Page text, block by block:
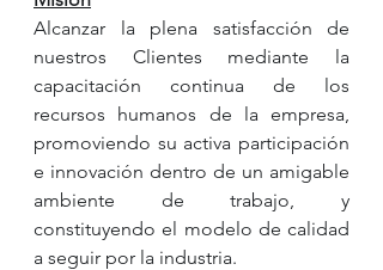
Alcanzar la plena satisfacción de
nuestros Clientes mediante la
capacitación continua de los
recursos humanos de la empresa,
promoviendo su activa participación
e innovación dentro de un amigable
ambiente de trabajo, y
constituyendo el modelo de calidad
a seguir por la industria.